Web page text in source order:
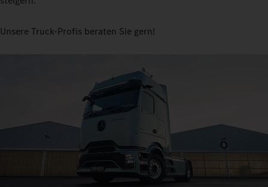
Unsere Truck-Profis beraten Sie gern!